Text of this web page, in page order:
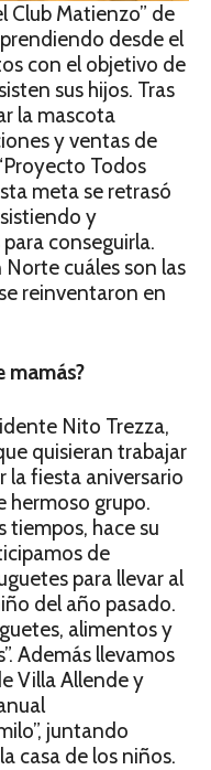
Club Matienzo” de
desde el
con el objetivo de
sus hijos. Tras
la mascota
y ventas de
Todos
meta se retrasó
y
conseguirla.
cuáles son las
reinventaron en
mamás?
Nito Trezza,
quisieran trabajar
la fiesta aniversario
hermoso grupo.
tiempos, hace su
de
para llevar al
del año pasado.
alimentos y
Además llevamos
Villa Allende y
juntando
casa de los niños.